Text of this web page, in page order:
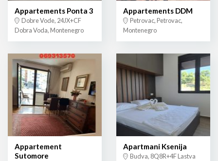
Appartements Ponta 3
Dobre Vode, 24JX+CF
Dobra Voda, Montenegro
Appartements DDM
Petrovac, Petrovac,
Montenegro
Appartement
Sutomore
Apartmani Ksenija
Budva, 8Q8R+4F Lastva